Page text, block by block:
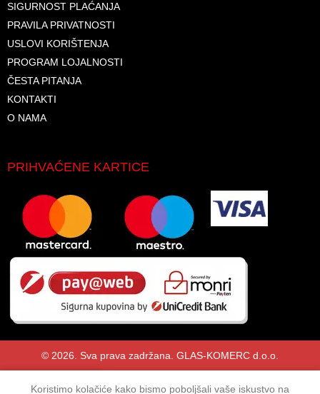
SIGURNOST PLAĆANJA
PRAVILA PRIVATNOSTI
USLOVI KORIŠTENJA
PROGRAM LOJALNOSTI
ČESTA PITANJA
KONTAKTI
O NAMA
PRIHVAĆENE KARTICE
© 2026. Sva prava zadržana. GLAS-KOMERC d.o.o.
Koristimo kolačiće kako bismo poboljšali vaše iskustvo na